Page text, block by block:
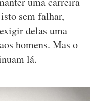
sem falhar,
delas uma
homens. Mas o
lá.